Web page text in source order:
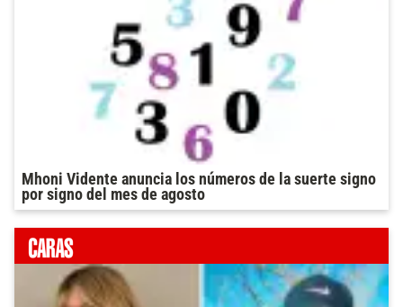
Mhoni Vidente anuncia los números de la suerte signo
por signo del mes de agosto